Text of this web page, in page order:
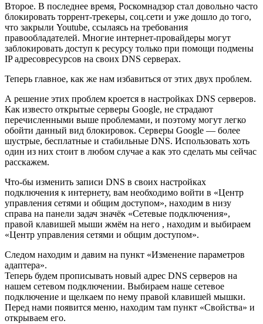
Второе. В последнее время, Роскомнадзор стал довольно часто
блокировать торрент-трекеры, соц.сети и уже дошло до того,
что закрыли Youtube, ссылаясь на требования
правообладателей. Многие интернет-провайдеры могут
заблокировать доступ к ресурсу только при помощи подмены
IP адресовресурсов на своих DNS серверах.
Теперь главное, как же нам избавиться от этих двух проблем.
А решение этих проблем кроется в настройках DNS серверов.
Как известо открытые серверы Google, не страдают
перечисленными выше проблемами, и поэтому могут легко
обойти данный вид блокировок. Серверы Google — более
шустрые, бесплатные и стабильные DNS. Использовать хоть
один из них стоит в любом случае а как это сделать мы сейчас
расскажем.
Что-бы изменить записи DNS в своих настройках
подключения к интернету, вам необходимо войти в «Центр
управления сетями и общим доступом», находим в низу
справа на панели задач значёк «Сетевые подключения»,
правой клавишей мыши жмём на него , находим и выбираем
«Центр управления сетями и общим доступом».
Следом находим и давим на пункт «Изменение параметров
адаптера».
Теперь будем прописывать новый адрес DNS серверов на
нашем сетевом подключении. Выбираем наше сетевое
подключение и щелкаем по нему правой клавишей мышки.
Перед нами появится меню, находим там пункт «Свойства» и
открываем его.